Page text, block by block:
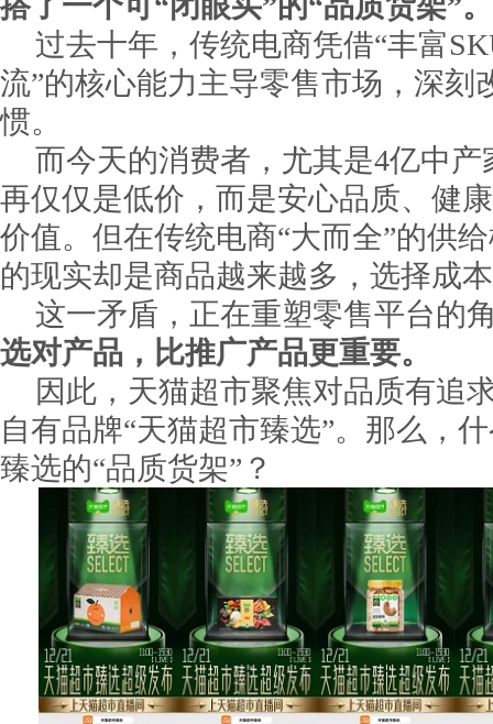
过去十年，传统电商凭借“丰富
流”的核心能力主导零售市场，深刻
惯。
而今天的消费者，尤其是4亿中
再仅仅是低价，而是安心品质、健
价值。但在传统电商“大而全”的供
的现实却是商品越来越多，选择成
这一矛盾，正在重塑零售平台的
选对产品，比推广产品更重要。
因此，天猫超市聚焦对品质有追
自有品牌“天猫超市臻选”。那么，
臻选的“品质货架”？